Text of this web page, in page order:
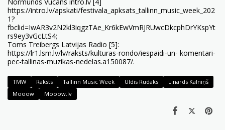
https://intro.lv/apskati/festivala_apksats_tallinn_music_week_202
1?
fbclid=IwAR3v2N2kl3iqgzTAe_Kr6kEwVmRJRUwcDkcphDrYKspYt
rs9ey3vGcLtS4;
Toms Treibergs Latvijas Radio [5]:
https://lr1.lsm.lv/lv/raksts/kulturas-rondo/iespaidi-un- komentari-
pec-tallinas-muzikas-nedelas.a150087/.
TMW Raksts Tallinn Music Week Uldis Rudaks
Linards Kalniņš
Mooow
Mooow.lv